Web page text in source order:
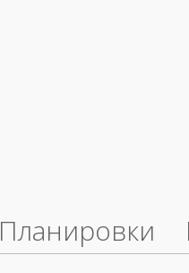
Планировки